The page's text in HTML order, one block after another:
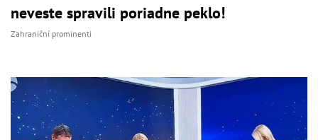
neveste spravili poriadne peklo!
Zahraniční prominenti